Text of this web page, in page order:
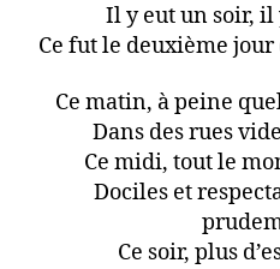
Il y eut un soir,
Ce fut le deuxième
Ce matin, à peine
Dans des rues
Ce midi, tout le
Dociles et
Ce soir, plus